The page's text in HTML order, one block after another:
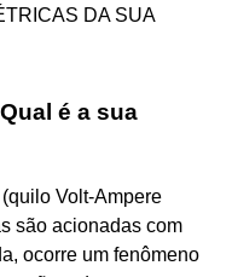
DA SUA
é a sua
Volt-Ampere
são acionadas com
ocorre um fenômeno